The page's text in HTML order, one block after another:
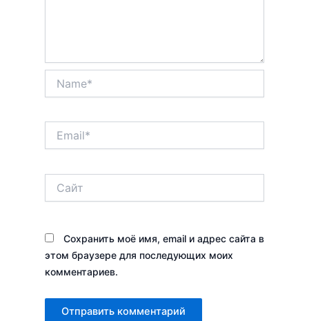
Сохранить моё имя, email и адрес сайта в
этом браузере для последующих моих
комментариев.